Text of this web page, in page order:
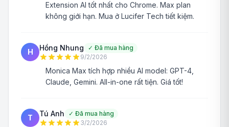
Extension AI tốt nhất cho Chrome. Max plan
không giới hạn. Mua ở Lucifer Tech tiết kiệm.
H Hồng Nhung ✓ Đã mua hàng
9/2/2026
Monica Max tích hợp nhiều AI model: GPT-4,
Claude, Gemini. All-in-one rất tiện. Giá tốt!
T Tú Anh ✓ Đã mua hàng
3/2/2026